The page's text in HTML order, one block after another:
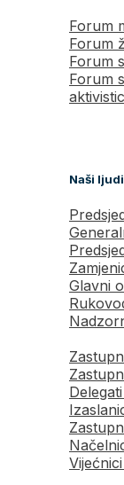
Forum
Forum
Forum
Forum
Naši ljudi
Glavni